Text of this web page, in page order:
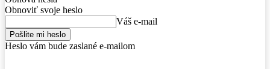
Obnoviť svoje heslo
Váš e-mail
Heslo vám bude zaslané e-mailom